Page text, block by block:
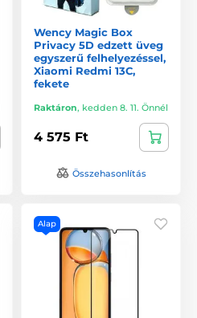
Wency Magic Box
Privacy 5D edzett üveg
egyszerű felhelyezéssel,
Xiaomi Redmi 13C,
fekete
Raktáron, kedden 8. 11. Önnél
4 575 Ft
Összehasonlítás
Alap